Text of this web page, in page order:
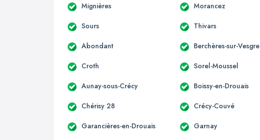
Mignières Morancez
Sours Thivars
Abondant Berchères-sur-Vesgre
Croth Sorel-Moussel
Aunay-sous-Crécy Boissy-en-Drouais
Chérisy 28 Crécy-Couvé
Garancières-en-Drouais Garnay